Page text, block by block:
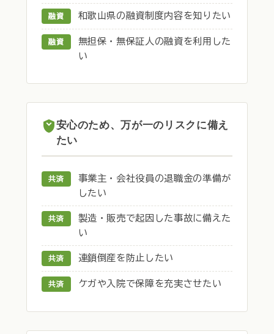
融資 和歌山県の融資制度内容を知りたい
融資
無担保・無保証人の融資を利用した
い
安心のため、万が一のリスクに備え
たい
共済
事業主・会社役員の退職金の準備が
したい
共済
製造・販売で起因した事故に備えた
い
共済 連鎖倒産を防止したい
共済 ケガや入院で保障を充実させたい